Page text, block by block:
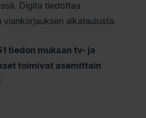
Digita tiedottaa
viankorjauksen aikataulusta.
tiedon mukaan tv- ja
toimivat asemittain